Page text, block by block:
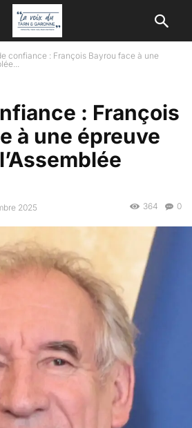
confiance : François Bayrou face à une
: François
à une épreuve
2025 0
364